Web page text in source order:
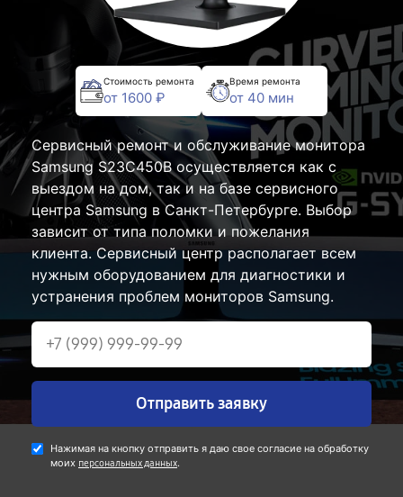
Стоимость ремонта
от 1600 ₽
Время ремонта
от 40 мин
Сервисный ремонт и обслуживание монитора
Samsung S23C450B осуществляется как с
выездом на дом, так и на базе сервисного
центра Samsung в Санкт-Петербурге. Выбор
зависит от типа поломки и пожелания
клиента. Сервисный центр располагает всем
нужным оборудованием для диагностики и
устранения проблем мониторов Samsung.
Отправить заявку
Нажимая на кнопку отправить я даю свое согласие на обработку
моих персональных данных.